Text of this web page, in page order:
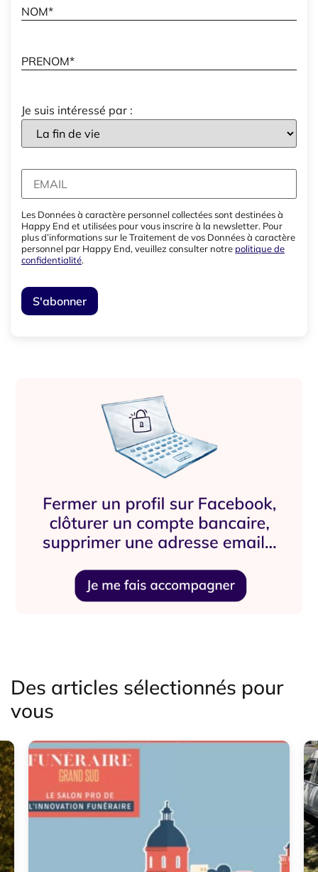
Je suis intéressé par :
Les Données à caractère personnel collectées sont destinées à
Happy End et utilisées pour vous inscrire à la newsletter. Pour
plus d’informations sur le Traitement de vos Données à caractère
personnel par Happy End, veuillez consulter notre politique de
confidentialité.
Des articles sélectionnés pour
vous